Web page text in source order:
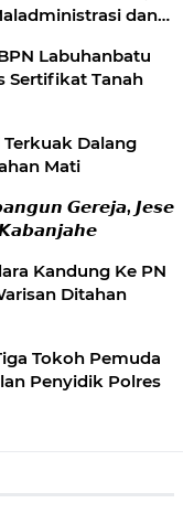
dan
Labuhanbatu
Sertifikat Tanah
Terkuak Dalang
Mati
𝙂𝙚𝙧𝙚𝙟𝙖, 𝙅𝙚𝙨𝙚
Kandung Ke PN
Ditahan
Tokoh Pemuda
Penyidik Polres